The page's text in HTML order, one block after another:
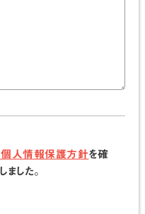
人情報保護方針を確
ました。